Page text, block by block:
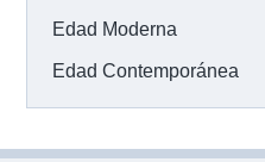
Edad Moderna
Edad Contemporánea